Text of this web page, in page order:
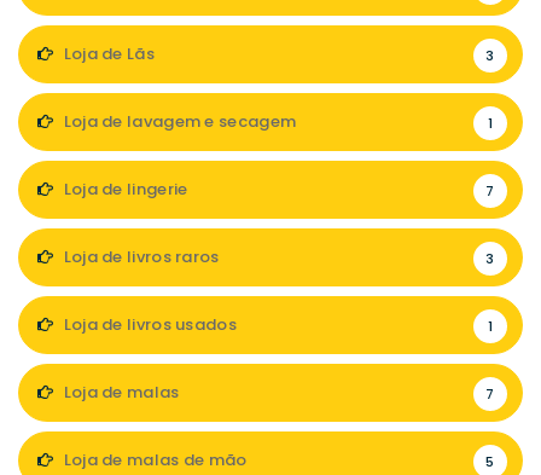
Loja de Lãs 3
Loja de lavagem e secagem 1
Loja de lingerie 7
Loja de livros raros 3
Loja de livros usados 1
Loja de malas 7
Loja de malas de mão 5